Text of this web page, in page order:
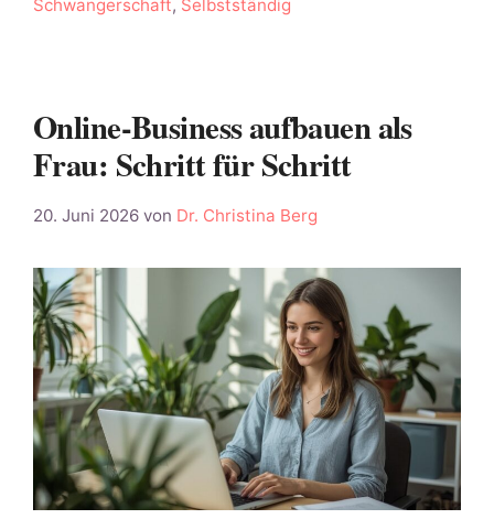
Schwangerschaft, Selbstständig
Online-Business aufbauen als
Frau: Schritt für Schritt
20. Juni 2026 von Dr. Christina Berg